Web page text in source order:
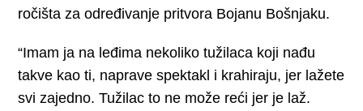
ročišta za određivanje pritvora Bojanu Bošnjaku.
“Imam ja na leđima nekoliko tužilaca koji nađu
takve kao ti, naprave spektakl i krahiraju, jer lažete
svi zajedno. Tužilac to ne može reći jer je laž.